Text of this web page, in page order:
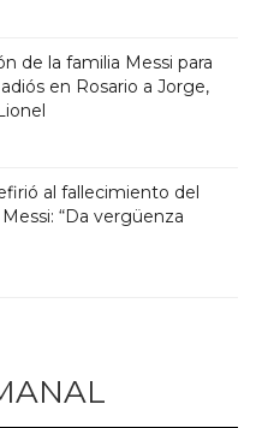
de la familia Messi para
en Rosario a Jorge,
al fallecimiento del
“Da vergüenza